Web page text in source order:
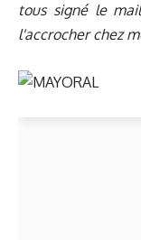
tous signé le
l'accrocher chez